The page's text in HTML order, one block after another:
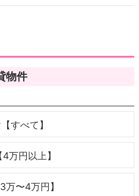
物件
すべて】
万円以上】
〜4万円】